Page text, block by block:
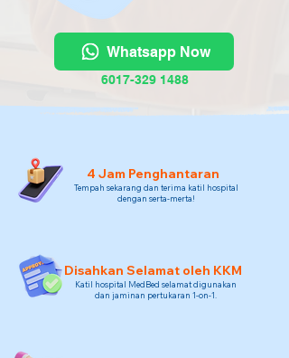
Whatsapp Now
6017-329 1488
4 Jam Penghantaran
Tempah sekarang dan terima katil hospital
dengan serta-merta!
Disahkan Selamat oleh KKM
Katil hospital MedBed selamat digunakan
dan jaminan pertukaran 1-on-1.